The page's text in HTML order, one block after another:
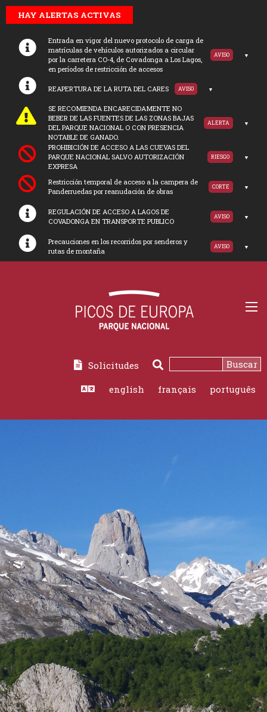
HAY ALERTAS ACTIVAS
Entrada en vigor del nuevo protocolo de carga de
matrículas de vehículos autorizados a circular
por la carretera CO-4, de Covadonga a Los Lagos,
en períodos de restricción de accesos
AVISO
REAPERTURA DE LA RUTA DEL CARES AVISO
SE RECOMIENDA ENCARECIDAMENTE NO
BEBER DE LAS FUENTES DE LAS ZONAS BAJAS
DEL PARQUE NACIONAL O CON PRESENCIA
NOTABLE DE GANADO.
ALERTA
PROHIBICIÓN DE ACCESO A LAS CUEVAS DEL
PARQUE NACIONAL SALVO AUTORIZACIÓN
EXPRESA
RIESGO
Restricción temporal de acceso a la campera de
Panderruedas por reanudación de obras
CORTE
REGULACIÓN DE ACCESO A LAGOS DE
COVADONGA EN TRANSPORTE PUBLICO
AVISO
Precauciones en los recorridos por senderos y
rutas de montaña
AVISO
Solicitudes Buscar
english français português